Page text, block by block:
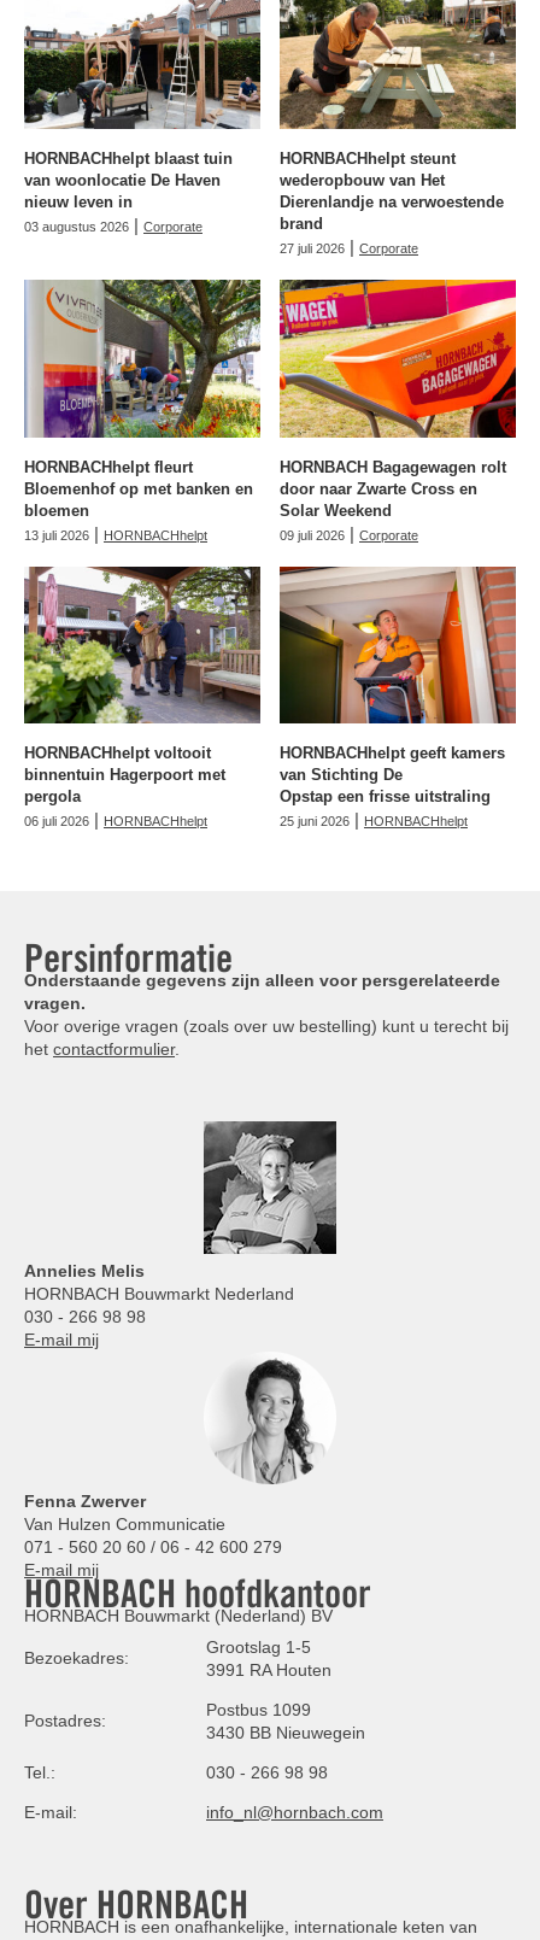
HORNBACHhelpt blaast tuin
van woonlocatie De Haven
nieuw leven in
03 augustus 2026 | Corporate
HORNBACHhelpt steunt
wederopbouw van Het
Dierenlandje na verwoestende
brand
27 juli 2026 | Corporate
HORNBACHhelpt fleurt
Bloemenhof op met banken en
bloemen
13 juli 2026 | HORNBACHhelpt
HORNBACH Bagagewagen rolt
door naar Zwarte Cross en
Solar Weekend
09 juli 2026 | Corporate
HORNBACHhelpt voltooit
binnentuin Hagerpoort met
pergola
06 juli 2026 | HORNBACHhelpt
HORNBACHhelpt geeft kamers
van Stichting De
Opstap een frisse uitstraling
25 juni 2026 | HORNBACHhelpt
Persinformatie
Onderstaande gegevens zijn alleen voor persgerelateerde
vragen.
Voor overige vragen (zoals over uw bestelling) kunt u terecht bij
het contactformulier.
Annelies Melis
HORNBACH Bouwmarkt Nederland
030 - 266 98 98
E-mail mij
Fenna Zwerver
Van Hulzen Communicatie
071 - 560 20 60 / 06 - 42 600 279
E-mail mij
HORNBACH hoofdkantoor
HORNBACH Bouwmarkt (Nederland) BV
Bezoekadres:
Grootslag 1-5
3991 RA Houten
Postadres:
Postbus 1099
3430 BB Nieuwegein
Tel.: 030 - 266 98 98
E-mail: info_nl@hornbach.com
Over HORNBACH
HORNBACH is een onafhankelijke, internationale keten van